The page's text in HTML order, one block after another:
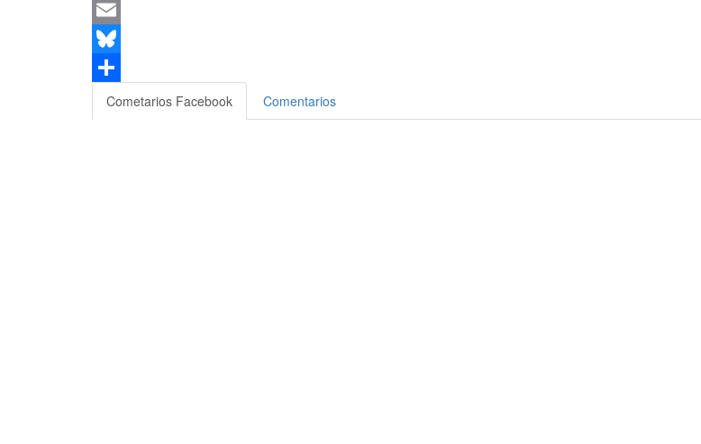
Messenger
Email
Bluesky
Compartir
Cometarios Facebook Comentarios